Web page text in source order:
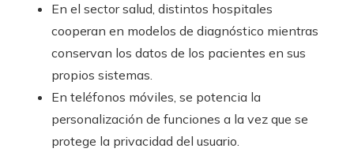
En el sector salud, distintos hospitales
cooperan en modelos de diagnóstico mientras
conservan los datos de los pacientes en sus
propios sistemas.
En teléfonos móviles, se potencia la
personalización de funciones a la vez que se
protege la privacidad del usuario.